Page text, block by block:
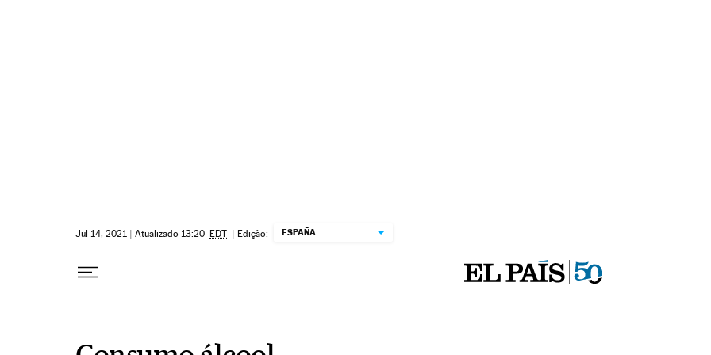
Jul 14, 2021 | Atualizado 13:20 EDT | Edição: ESPAÑA